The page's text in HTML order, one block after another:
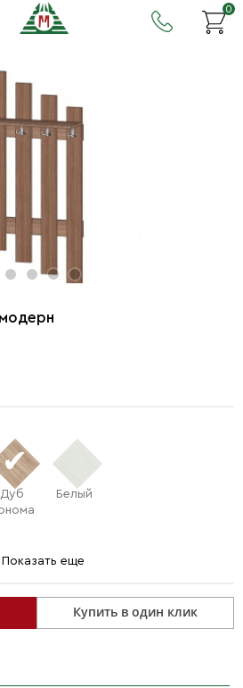
0
Купить в один клик
Дуб
Белый
Показать еще